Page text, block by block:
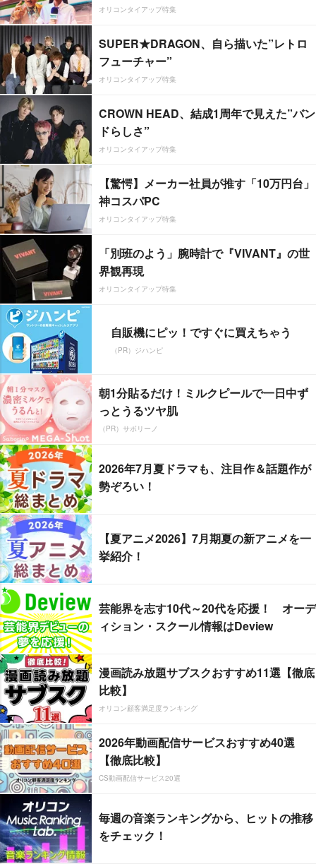
オリコンタイアップ特集
SUPER★DRAGON、自ら描いた”レトロ
フューチャー”
オリコンタイアップ特集
CROWN HEAD、結成1周年で見えた”バン
ドらしさ”
オリコンタイアップ特集
【驚愕】メーカー社員が推す「10万円台」
神コスパPC
オリコンタイアップ特集
「別班のよう」腕時計で『VIVANT』の世
界観再現
オリコンタイアップ特集
自販機にピッ！ですぐに買えちゃう
（PR）ジハンピ
朝1分貼るだけ！ミルクピールで一日中ず
っとうるツヤ肌
（PR）サボリーノ
2026年7月夏ドラマも、注目作＆話題作が
勢ぞろい！
【夏アニメ2026】7月期夏の新アニメを一
挙紹介！
芸能界を志す10代～20代を応援！ オーデ
ィション・スクール情報はDeview
漫画読み放題サブスクおすすめ11選【徹底
比較】
オリコン顧客満足度ランキング
2026年動画配信サービスおすすめ40選
【徹底比較】
CS動画配信サービス20選
毎週の音楽ランキングから、ヒットの推移
をチェック！